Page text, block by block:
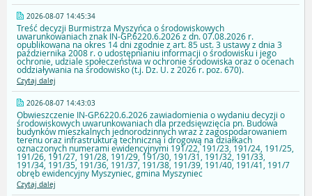
2026-08-07 14:45:34
Treść decyzji Burmistrza Myszyńca o środowiskowych
uwarunkowaniach znak IN-GP.6220.6.2026 z dn. 07.08.2026 r.
opublikowana na okres 14 dni zgodnie z art. 85 ust. 3 ustawy z dnia 3
października 2008 r. o udostępnianiu informacji o środowisku i jego
ochronie, udziale społeczeństwa w ochronie środowiska oraz o ocenach
oddziaływania na środowisko (t.j. Dz. U. z 2026 r. poz. 670).
Czytaj dalej
2026-08-07 14:43:03
Obwieszczenie IN-GP.6220.6.2026 zawiadomienia o wydaniu decyzji o
środowiskowych uwarunkowaniach dla przedsięwzięcia pn. Budowa
budynków mieszkalnych jednorodzinnych wraz z zagospodarowaniem
terenu oraz infrastrukturą techniczną i drogową na działkach
oznaczonych numerami ewidencyjnymi 191/22, 191/23, 191/24, 191/25,
191/26, 191/27, 191/28, 191/29, 191/30, 191/31, 191/32, 191/33,
191/34, 191/35, 191/36, 191/37, 191/38, 191/39, 191/40, 191/41, 191/7
obręb ewidencyjny Myszyniec, gmina Myszyniec
Czytaj dalej